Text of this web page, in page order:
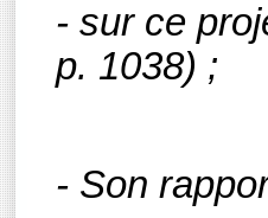
- sur ce
p. 1038) ;
- Son